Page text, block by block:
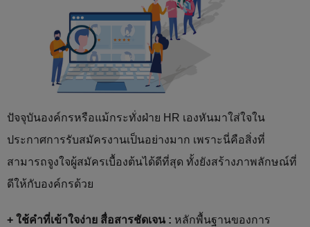
ปัจจุบันองค์กรหรือแม้กระทั่งฝ่าย HR เองหันมาใส่ใจใน
ประกาศการรับสมัครงานเป็นอย่างมาก เพราะนี่คือสิ่งที่
สามารถจูงใจผู้สมัครเบื้องต้นได้ดีที่สุด ทั้งยังสร้างภาพลักษณ์ที่
ดีให้กับองค์กรด้วย
+ ใช้คำที่เข้าใจง่าย สื่อสารชัดเจน : หลักพื้นฐานของการ